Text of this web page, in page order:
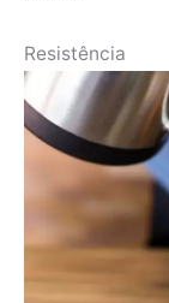
Resistência